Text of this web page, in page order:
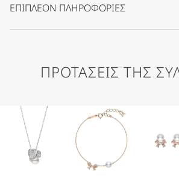
ΕΠΙΠΛΈΟΝ ΠΛΗΡΟΦΟΡΊΕΣ
ΠΡΟΤΑΣΕΙΣ ΤΗΣ